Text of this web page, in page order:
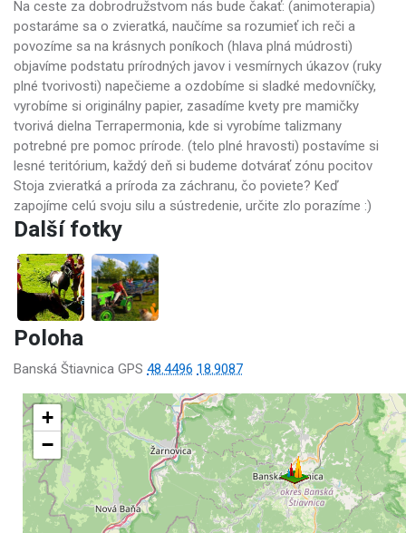
Na ceste za dobrodružstvom nás bude čakať: (animoterapia)
postaráme sa o zvieratká, naučíme sa rozumieť ich reči a
povozíme sa na krásnych poníkoch (hlava plná múdrosti)
objavíme podstatu prírodných javov i vesmírnych úkazov (ruky
plné tvorivosti) napečieme a ozdobíme si sladké medovníčky,
vyrobíme si originálny papier, zasadíme kvety pre mamičky
tvorivá dielna Terrapermonia, kde si vyrobíme talizmany
potrebné pre pomoc prírode. (telo plné hravosti) postavíme si
lesné teritórium, každý deň si budeme dotvárať zónu pocitov
Stoja zvieratká a príroda za záchranu, čo poviete? Keď
zapojíme celú svoju silu a sústredenie, určite zlo porazíme :)
Další fotky
Poloha
Banská Štiavnica GPS 48.4496 18.9087
+
−